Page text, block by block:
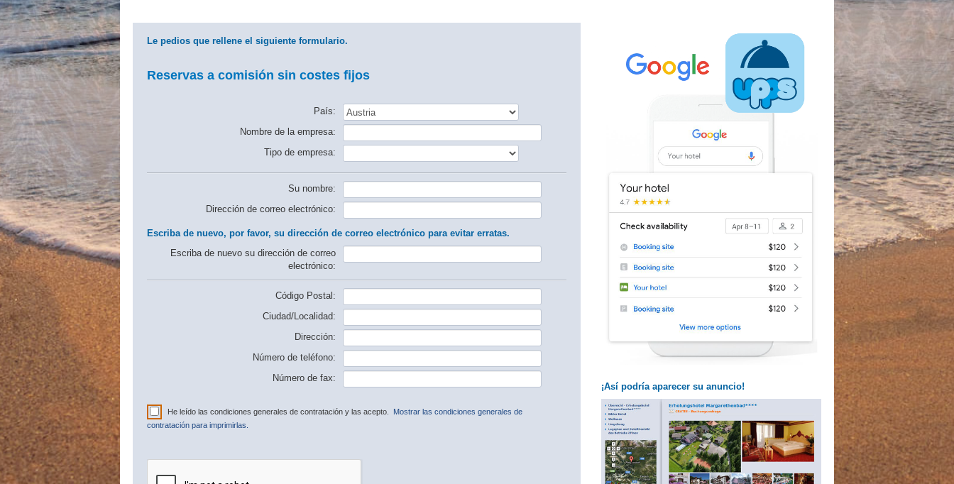
¡Así podría aparecer su anuncio!
Le pedios que rellene el siguiente formulario.
Reservas a comisión sin costes fijos
País:
Nombre de la empresa:
Tipo de empresa:
Su nombre:
Dirección de correo electrónico:
Escriba de nuevo, por favor, su dirección de correo electrónico para evitar erratas.
Escriba de nuevo su dirección de correo
electrónico:
Código Postal:
Ciudad/Localidad:
Dirección:
Número de teléfono:
Número de fax:
He leído las condiciones generales de contratación y las acepto.
Mostrar las condiciones generales de
contratación para imprimirlas.